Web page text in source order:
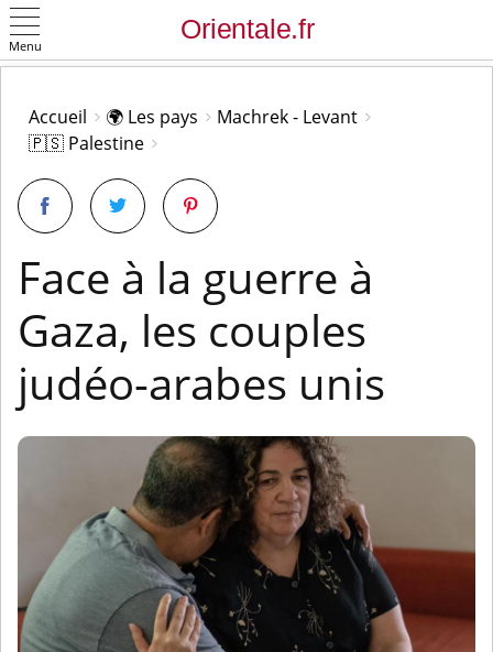
Menu
Accueil 🌍 Les pays
Machrek - Levant
🇵🇸 Palestine
Face à la guerre à
Gaza, les couples
judéo-arabes unis